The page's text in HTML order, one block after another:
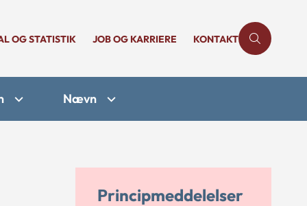
OG STATISTIK JOB OG KARRIERE KONTAKT
Nævn
Principmeddelelser